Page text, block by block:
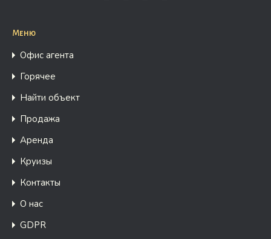
Меню
Офис агента
Горячее
Найти объект
Продажа
Аренда
Круизы
Контакты
О нас
GDPR